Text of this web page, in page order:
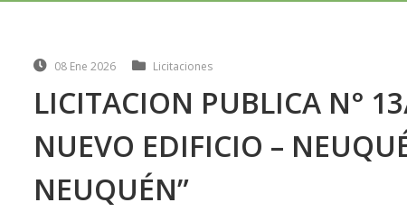
08 Ene 2026 Licitaciones
LICITACION PUBLICA N°
NUEVO EDIFICIO –
NEUQUÉN”